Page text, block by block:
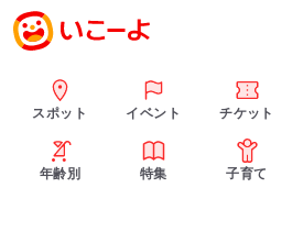
スポット イベント チケット
年齢別 特集 子育て